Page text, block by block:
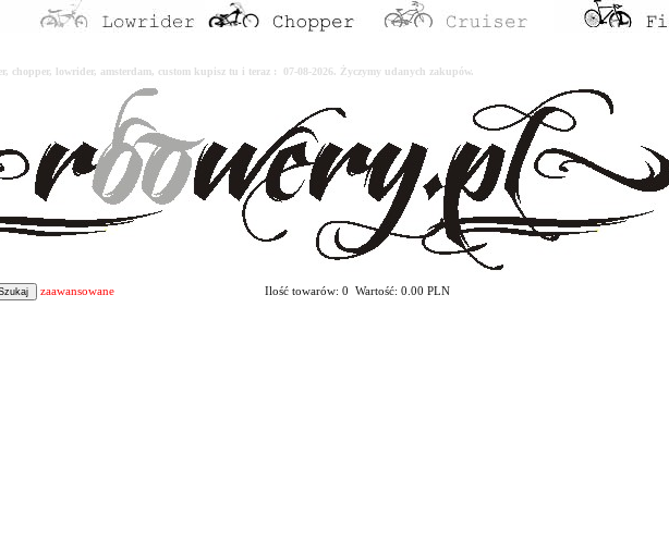
chopper, lowrider, amsterdam, custom kupisz tu i teraz : 07-08-2026. Życzymy udanych zakupów.
zaawansowane Ilość towarów: 0 Wartość: 0.00 PLN